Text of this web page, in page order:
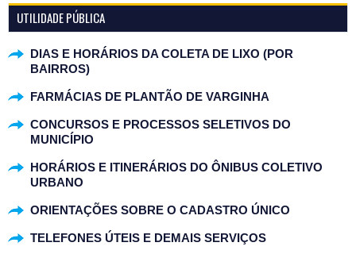
UTILIDADE PÚBLICA
DIAS E HORÁRIOS DA COLETA DE LIXO (POR
BAIRROS)
FARMÁCIAS DE PLANTÃO DE VARGINHA
CONCURSOS E PROCESSOS SELETIVOS DO
MUNICÍPIO
HORÁRIOS E ITINERÁRIOS DO ÔNIBUS COLETIVO
URBANO
ORIENTAÇÕES SOBRE O CADASTRO ÚNICO
TELEFONES ÚTEIS E DEMAIS SERVIÇOS